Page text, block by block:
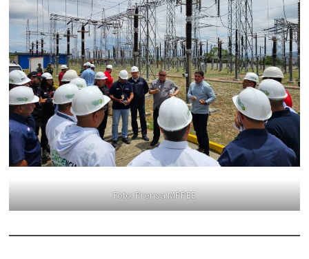
Foto: Prensa MPPEE